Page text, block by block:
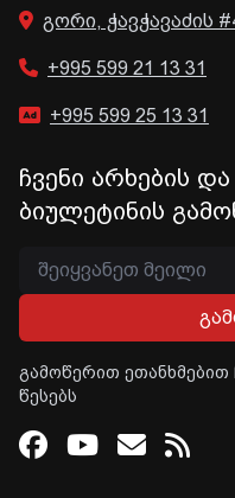
გორი, ჭავჭავაძის
+995 599 21 13 31
+995 599 25 13 31
ჩვენი არხების
ბიულეტინის
გამოწერით ეთანხმებით
წესებს
Facebook
Youtube
Email
RSS